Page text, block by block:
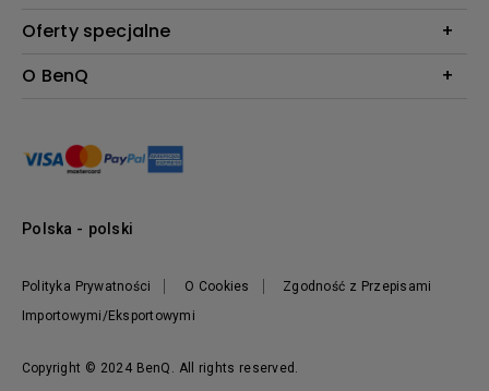
FAQ BenQ Shop
Zwroty BenQ Shop
Kalkulator projekcji BenQ
Oferty specjalne
Pantone Connect Premium
O BenQ
Informacje o firmie
Zrównoważony rozwój
Copyright © 2024 BenQ. All rights reserved.
Polityka Prywatności O Cookies
Zgodność z Przepisami
Importowymi/Eksportowymi
Polska - polski